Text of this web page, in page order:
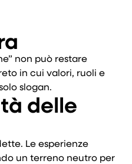
non può restare
in cui valori, ruoli e
slogan.
delle
Le esperienze
un terreno neutro per